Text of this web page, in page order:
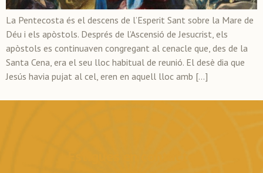
La Pentecosta és el descens de l’Esperit Sant sobre la Mare de
Déu i els apòstols. Després de l’Ascensió de Jesucrist, els
apòstols es continuaven congregant al cenacle que, des de la
Santa Cena, era el seu lloc habitual de reunió. El desè dia que
Jesús havia pujat al cel, eren en aquell lloc amb […]